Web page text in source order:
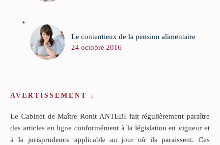
Le contentieux de la pension alimentaire
24 octobre 2016
AVERTISSEMENT
Le Cabinet de Maître Ronit ANTEBI fait régulièrement paraître
des articles en ligne conformément à la législation en vigueur et
à la jurisprudence applicable au jour où ils paraissent. Ces